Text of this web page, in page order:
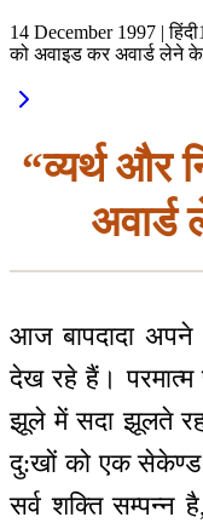
14 December 1997 | हिंदी
को अवाइड कर अवार्ड लेने के
“व्यर्थ और
अवार्ड
आज बापदादा अपने
देख रहे हैं।
झूले में सदा झूलते
दु:खों को एक सेकेण्ड
सर्व शक्ति सम्पन्न